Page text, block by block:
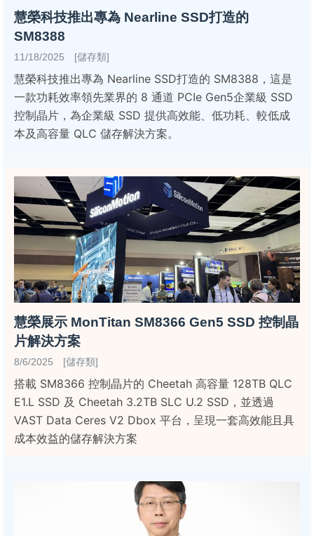
慧榮科技推出專為 Nearline SSD打造的
SM8388
11/18/2025 [儲存類]
慧榮科技推出專為 Nearline SSD打造的 SM8388，這是
一款功耗效率領先業界的 8 通道 PCIe Gen5企業級 SSD
控制晶片，為企業級 SSD 提供高效能、低功耗、較低成
本及高容量 QLC 儲存解決方案。
慧榮展示 MonTitan SM8366 Gen5 SSD 控制晶
片解決方案
8/6/2025 [儲存類]
搭載 SM8366 控制晶片的 Cheetah 高容量 128TB QLC
E1.L SSD 及 Cheetah 3.2TB SLC U.2 SSD，並透過
VAST Data Ceres V2 Dbox 平台，呈現一套高效能且具
成本效益的儲存解決方案